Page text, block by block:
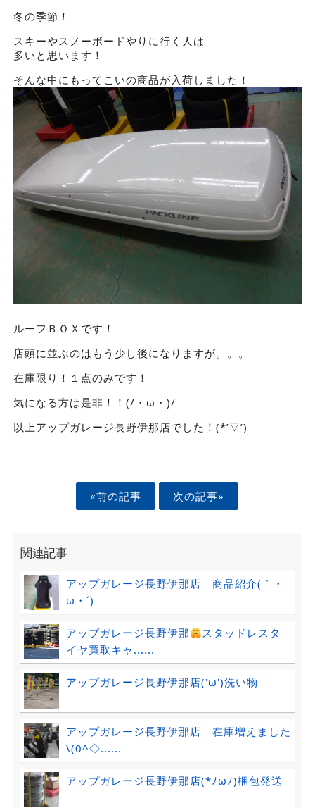
冬の季節！
スキーやスノーボードやりに行く人は
多いと思います！
そんな中にもってこいの商品が入荷しました！
ルーフＢＯＸです！
店頭に並ぶのはもう少し後になりますが。。。
在庫限り！１点のみです！
気になる方は是非！！(/・ω・)/
以上アップガレージ長野伊那店でした！(*’▽’)
«前の記事 次の記事»
関連記事
アップガレージ長野伊那店 商品紹介(｀・
ω・´)ゞ
アップガレージ長野伊那
スタッドレスタ
イヤ買取キャ......
アップガレージ長野伊那店('ω')洗い物
アップガレージ長野伊那店 在庫増えました
\(0^◇......
アップガレージ長野伊那店(*ﾉωﾉ)梱包発送